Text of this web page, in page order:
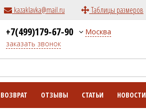
kazaklavka@mail.ru Таблицы размеров
+7(499)179-67-90
заказать звонок
Москва
ВОЗВРАТ ОТЗЫВЫ СТАТЬИ НОВОСТИ